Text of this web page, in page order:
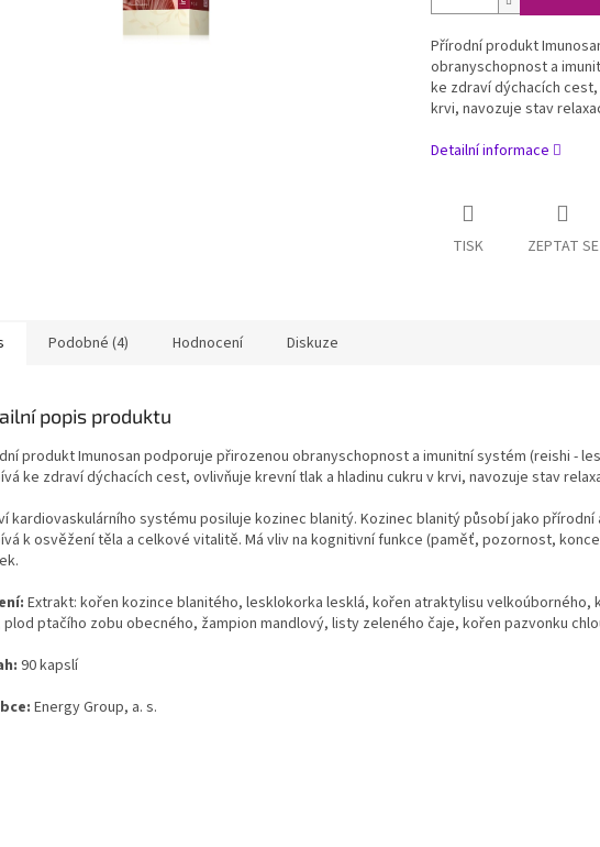
Přírodní produkt
obranyschopnost a
ke zdraví dýchacích
krvi, navozuje stav
Detailní informace
TISK ZEPTAT SE
Podobné (4) Hodnocení Diskuze
popis produktu
produkt Imunosan podporuje přirozenou obranyschopnost a imunitní systém (reishi -
ke zdraví dýchacích cest, ovlivňuje krevní tlak a hladinu cukru v krvi, navozuje stav
kardiovaskulárního systému posiluje kozinec blanitý. Kozinec blanitý působí jako
k osvěžení těla a celkové vitalitě. Má vliv na kognitivní funkce (paměť, pozornost,
Extrakt: kořen kozince blanitého, lesklokorka lesklá, kořen atraktylisu
plod ptačího zobu obecného, žampion mandlový, listy zeleného čaje, kořen pazvonku
90 kapslí
Energy Group, a. s.